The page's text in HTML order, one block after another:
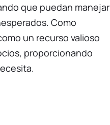
que puedan manejar
Como
un recurso valioso
proporcionando